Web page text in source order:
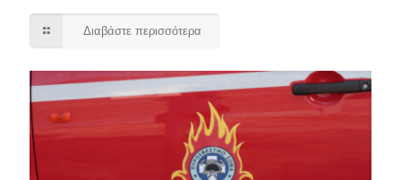
Διαβάστε περισσότερα